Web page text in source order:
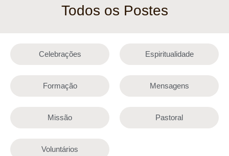
Todos os Postes
Celebrações Espiritualidade
Formação Mensagens
Missão Pastoral
Voluntários